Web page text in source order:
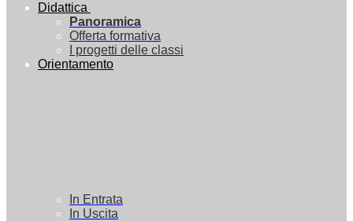
Didattica
Panoramica
Offerta formativa
I progetti delle classi
Orientamento
In Entrata
In Uscita